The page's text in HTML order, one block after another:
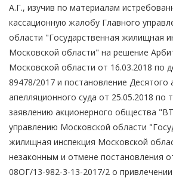
А.Г., изучив по материалам
кассационную жалобу Главного
области "Государственная жилищная
Московской области" на решение
Московской области от 16.03.2018 по
89478/2017 и постановление Десятого
апелляционного суда от 25.05.2018 по
заявлению акционерного общества
управлению Московской области
жилищная инспекция Московской
незаконным и отмене постановления
08ОГ/13-982-3-13-2017/2 о